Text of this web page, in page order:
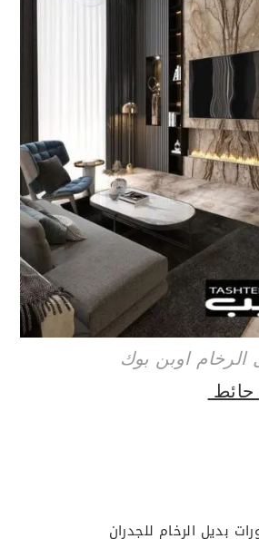
الرخام اوبن بوك